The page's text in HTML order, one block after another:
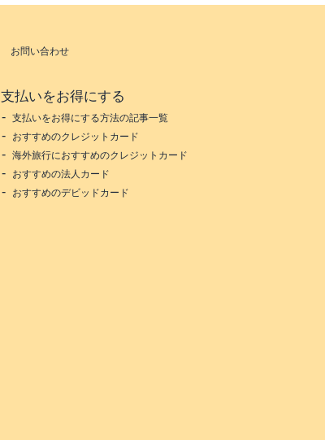
お問い合わせ
支払いをお得にする
支払いをお得にする方法の記事一覧
おすすめのクレジットカード
海外旅行におすすめのクレジットカード
おすすめの法人カード
おすすめのデビッドカード